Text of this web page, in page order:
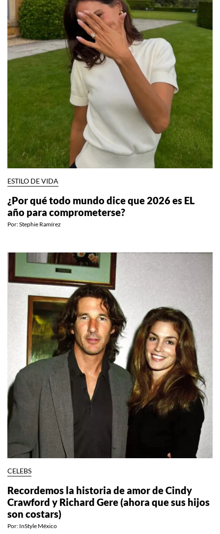
ESTILO DE VIDA
¿Por qué todo mundo dice que 2026 es EL
año para comprometerse?
Por:Stephie Ramírez
CELEBS
Recordemos la historia de amor de Cindy
Crawford y Richard Gere (ahora que sus hijos
son costars)
Por: InStyle México